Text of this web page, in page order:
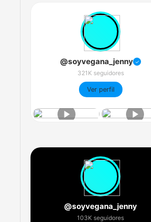
@soyvegana_jenny ✓
321K seguidores
Ver perfil
@soyvegana_jenny
103K seguidores